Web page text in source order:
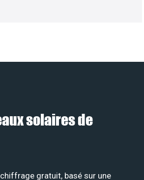
solaires de
gratuit, basé sur une